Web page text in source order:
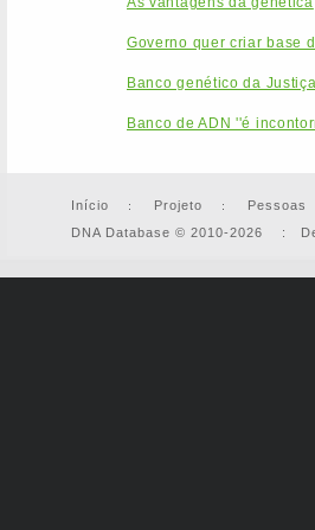
Governo quer criar base
Banco genético da
Banco de ADN ''é
Início Projeto Pessoas
DNA Database © 2010-2026 :